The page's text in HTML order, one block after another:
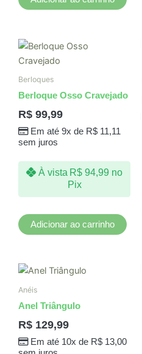
Berloques
Berloque Osso Cravejado
R$ 99,99
Em até 9x de R$11,11
sem juros
À vista R$ 94,99 no
Pix
Adicionar ao carrinho
Anéis
Anel Triângulo
R$ 129,99
Em até 10x de R$13,00
As